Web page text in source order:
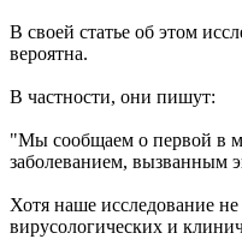
В своей статье об этом
вероятна.
В частности, они пишут:
"Мы сообщаем о первой в
заболеванием, вызванным
Хотя наше исследование
вирусологических и